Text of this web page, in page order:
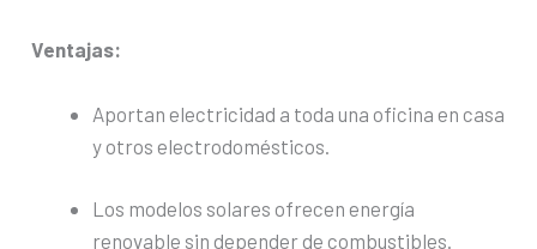
Ventajas:
Aportan electricidad a toda una oficina en casa
y otros electrodomésticos.
Los modelos solares ofrecen energía
renovable sin depender de combustibles.